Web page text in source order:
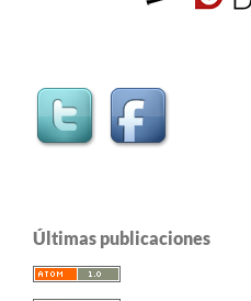
Últimas publicaciones